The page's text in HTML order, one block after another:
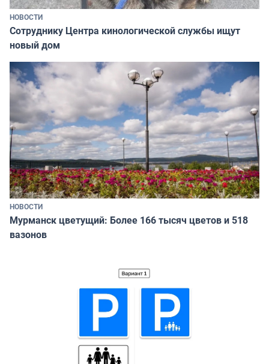
НОВОСТИ
Сотруднику Центра кинологической службы ищут
новый дом
НОВОСТИ
Мурманск цветущий: Более 166 тысяч цветов и 518
вазонов